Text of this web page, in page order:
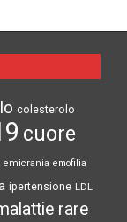
colesterolo
cuore
emicrania emofilia
ipertensione LDL
rare